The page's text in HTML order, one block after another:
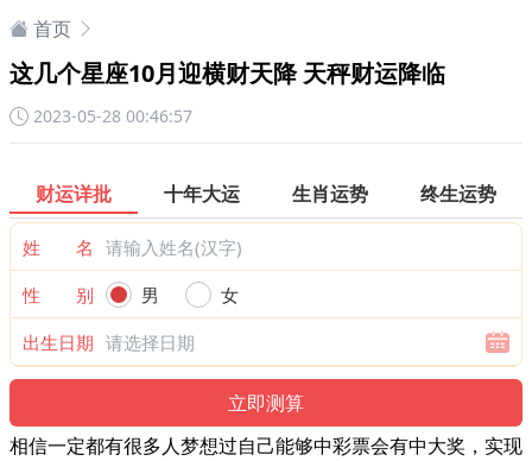
首页
这几个星座10月迎横财天降 天秤财运降临
2023-05-28 00:46:57
财运详批 十年大运 生肖运势 终生运势
姓 名
性 别
男
女
出生日期
相信一定都有很多人梦想过自己能够中彩票会有中大奖，实现